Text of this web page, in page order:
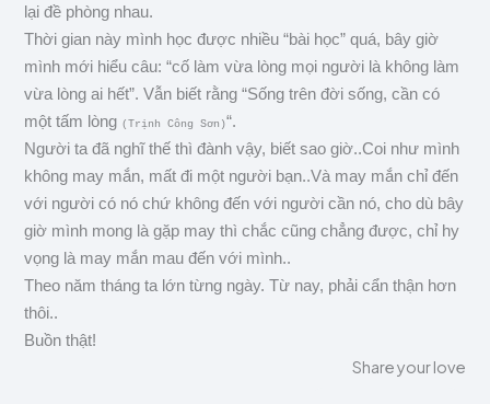
lại đề phòng nhau.
Thời gian này mình học được nhiều “bài học” quá, bây giờ
mình mới hiểu câu: “cố làm vừa lòng mọi người là không làm
vừa lòng ai hết”. Vẫn biết rằng “Sống trên đời sống, cần có
một tấm lòng (Trịnh Công Sơn)“.
Người ta đã nghĩ thế thì đành vậy, biết sao giờ..Coi như mình
không may mắn, mất đi một người bạn..Và may mắn chỉ đến
với người có nó chứ không đến với người cần nó, cho dù bây
giờ mình mong là gặp may thì chắc cũng chẳng được, chỉ hy
vọng là may mắn mau đến với mình..
Theo năm tháng ta lớn từng ngày. Từ nay, phải cẩn thận hơn
thôi..
Buồn thật!
Share your love